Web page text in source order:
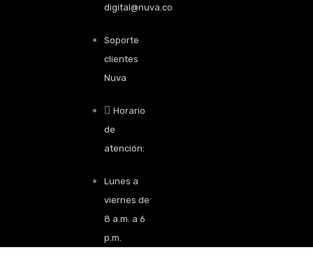
digital@nuva.co
Soporte
clientes
Nuva
Horario
de
atención:
Lunes a
viernes de
8 a.m. a 6
p.m.